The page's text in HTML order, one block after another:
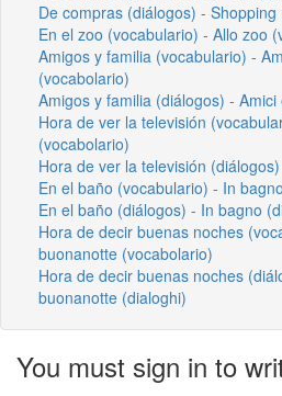
De compras (diálogos) - Shopping
En el zoo (vocabulario) - Allo zoo
Amigos y familia (vocabulario) -
(vocabolario)
Amigos y familia (diálogos) -
Hora de ver la televisión
(vocabolario)
Hora de ver la televisión
En el baño (vocabulario) - In
En el baño (diálogos) - In bagno
Hora de decir buenas noches
buonanotte (vocabolario)
Hora de decir buenas noches
buonanotte (dialoghi)
You must sign in to